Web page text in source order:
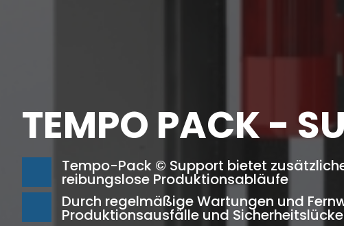
TEMPO PACK -
Tempo-Pack © Support bietet
reibungslose Produktionsabläufe
Durch regelmäßige Wartungen und
Produktionsausfälle und